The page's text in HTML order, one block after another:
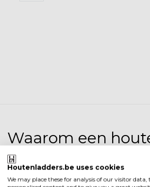
Waarom een
Heb je tijdens het klussen in en
veelzijdige trapjes verschaffen je
plafonds, het vervangen van
Houtenladders.be uses cookies
We may place these for analysis of our visitor